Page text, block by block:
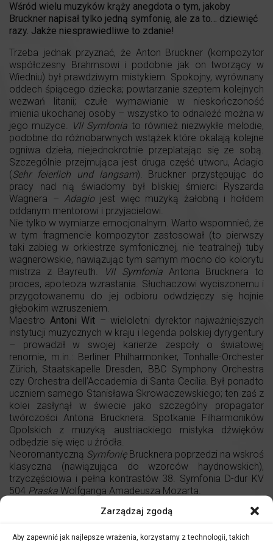
Zarządzaj zgodą
Aby zapewnić jak najlepsze wrażenia, korzystamy z technologii, takich
Wśród wielu muzyków krąży anegdota o tym, jakoby
Bruckner napisał tylko jedną symfonię, ale za to… dziewięć
razy. Jakże niesprawiedliwe to zdanie!
Trzeba jednak przyznać, że Anton Bruckner (kompozytor
współczesny Brahmsowi i podobnie jak on tworzący w
Wiedniu) był prawdziwym mistykiem. Spokojny, wyrównany
oddech śpiącego dziecka; powtarzanie szeptem kolejnych
wezwań litanii; czułe wymawianie w nieskończoność
imienia ukochanej osoby – wszystko to odnaleźć można w
jego muzyce. VII Symfonia to również niezwykłe melodie,
podobne do różnobarwnych wstążek które okalają kolejne
ogniwa dzieła, niejednokrotnie przeplatając się ze sobą.
Szczególnie przejmująca jest druga część utworu, Adagio
(Sehr feierlich und langsam). Bruckner przystępując do
pracy nad nią świadomy był bliskiej śmierci Ryszarda
Wagnera –Adagio jest więc muzyką żałobną i hołdem
oddanym mentorowi i przyjacielowi.
Nie tylko w wymiarze emocjonalnym. Warto wspomnieć, że
w tym fragmencie kompozytor zastosował (to pierwszy
taki zabieg w orkiestrze symfonicznej, nie teatralnej) tuby
wagnerowskie, nawiązując tym samym mocno do kolorytu
mistrza z Bayreuth.
VII SymfoniaAntona Brucknera to
proces, apoteoza wzrastania. Słuchaczowi wyciszonemu i
przygotowanemu do jej odbioru odwdzięczy się hojnie
głębokim wzruszeniem.
Maestro Antoni Wit – wieloletni dyrektor najważniejszych
instytucji muzycznych w kraju i legenda polskiej dyrygentury
– prowadził w swojej karierze zespoły o światowej
renomie, m.in.: Berliner Philharmoniker, Tonhalle-Orchester
Zürich, Staatskapelle Dresden, BBC Symphony Orchestra
czy Orchestra dell’Accademia di Santa Cecilia. Był ponadto
uczniem samego Stanisława Skrowaczewskiego; ten zaś z
kolei zasłynął w świecie jako szczególny propagator
twórczości Antona Brucknera. Spotkanie Filharmoników
Opolskich z muzyką austriackiego mistyka dźwięków
odbędzie się więc u źródła.
Neoromantyczną Symfonię Brucknera poprzedzi na wskroś
klasyczna (nawiązująca do wzorców haydnowskich),
trzyczęściowa i pełna kontrastów 38. Symfonia D-dur KV
504 Praska Wolfganga Amadeusza Mozarta.